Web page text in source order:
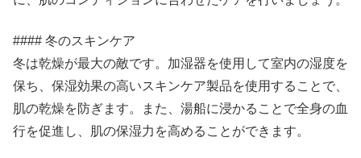
#### 冬のスキンケア
冬は乾燥が最大の敵です。加湿器を使用して室内の湿度を
保ち、保湿効果の高いスキンケア製品を使用することで、
肌の乾燥を防ぎます。また、湯船に浸かることで全身の血
行を促進し、肌の保湿力を高めることができます。